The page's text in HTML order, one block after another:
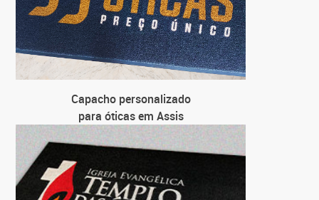
Capacho personalizado
para óticas em Assis